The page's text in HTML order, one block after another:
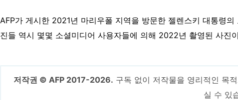
AFP가 게시한 2021년 마리우폴 지역을 방문한 젤렌스키 대통령
진들 역시 몇몇 소셜미디어 사용자들에 의해 2022년 촬영된 사진
저작권 © AFP 2017-2026. 구독 없이 저작물을 영리적인 목
실 수 있